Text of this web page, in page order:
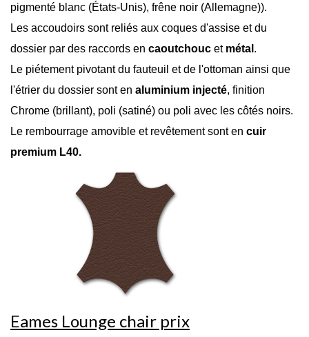
pigmenté blanc (États-Unis), frêne noir (Allemagne)).
Les accoudoirs sont reliés aux coques d'assise et du
dossier par des raccords en caoutchouc etmétal .
Le piétement pivotant du fauteuil et de l'ottoman ainsi que
l'étrier du dossier sont en aluminium injecté, finition
Chrome (brillant), poli (satiné) ou poli avec les côtés noirs.
Le rembourrage amovible et revêtement sont en cuir
premium L40.
Eames Lounge chair prix